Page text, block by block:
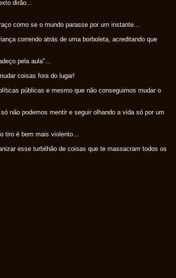
dirão...
como se o mundo parasse por um instante...
correndo atrás de uma borboleta, acreditando que
pela aula"...
coisas fora do lugar!
públicas e mesmo que não conseguimos mudar o
não podemos mentir e seguir olhando a vida só por um
tiro é bem mais violento...
esse turbilhão de coisas que te massacram todos os